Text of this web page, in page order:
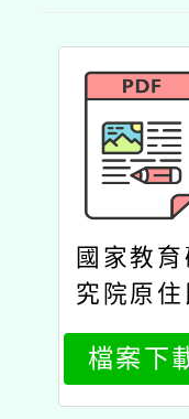
國家教育
究院原住
族教育
中心辦理
4年原住
檔案下